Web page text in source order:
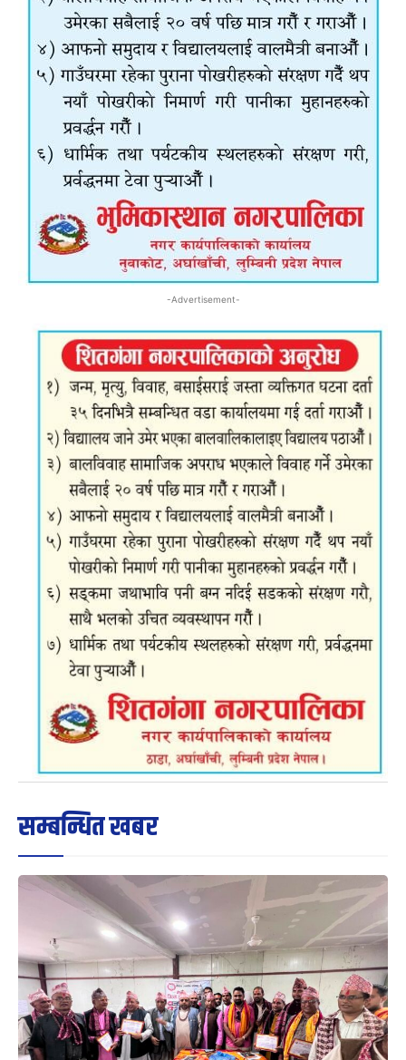
-Advertisement-
सम्बन्धित खबर